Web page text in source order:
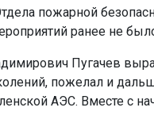
пожарной
ранее не
Пугачев
пожелал и
АЭС. Вместе с